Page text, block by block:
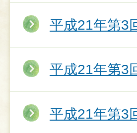
平成21年第3
平成21年第3
平成21年第3